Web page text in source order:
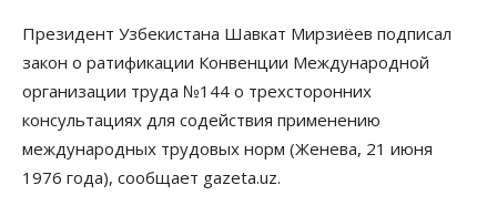
Президент Узбекистана Шавкат Мирзиёев подписал
закон о ратификации Конвенции Международной
организации труда №144 о трехсторонних
консультациях для содействия применению
международных трудовых норм (Женева, 21 июня
1976 года), сообщает gazeta.uz.